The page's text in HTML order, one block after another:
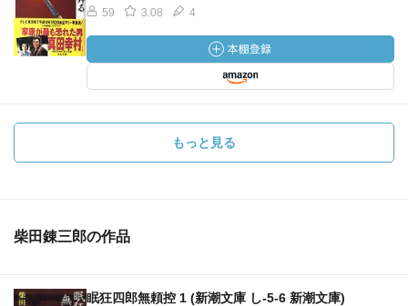
59 3.08 4
もっと見る
柴田錬三郎の作品
眠狂四郎無頼控 1 (新潮文庫 し-5-6 新潮文庫)